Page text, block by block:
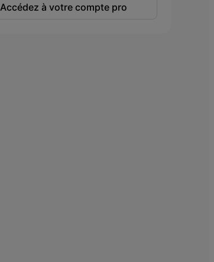
Accédez à votre compte pro